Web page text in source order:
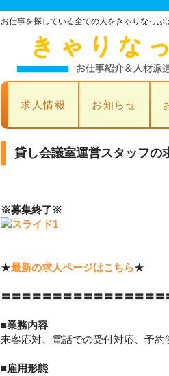
お仕事を探している全ての人をきゃりなっぷ
求人情報 お知らせ
貸し会議室運営スタッフの
※募集終了※
★最新の求人ページはこちら★
〓〓〓〓〓〓〓〓〓〓〓〓〓〓〓〓
■業務内容
来客応対、電話での受付対応、予
■雇用形態